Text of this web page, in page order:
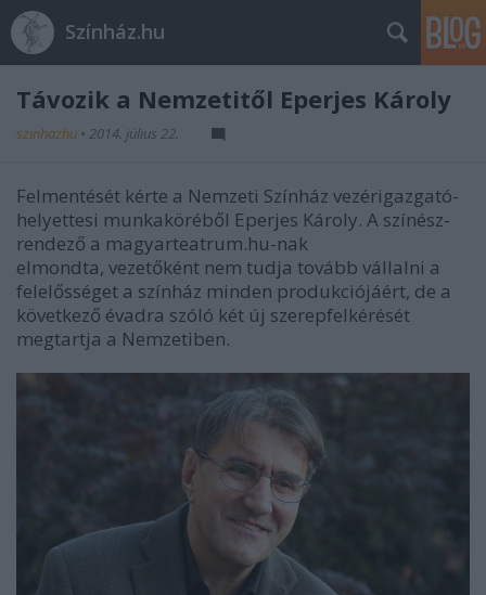
Színház.hu
Távozik a Nemzetitől Eperjes Károly
szinhazhu • 2014. július 22.
Felmentését kérte a Nemzeti Színház vezérigazgató-
helyettesi munkaköréből Eperjes Károly. A színész-
rendező a magyarteatrum.hu-nak
elmondta, vezetőként nem tudja tovább vállalni a
felelősséget a színház minden produkciójáért, de a
következő évadra szóló két új szerepfelkérését
megtartja a Nemzetiben.